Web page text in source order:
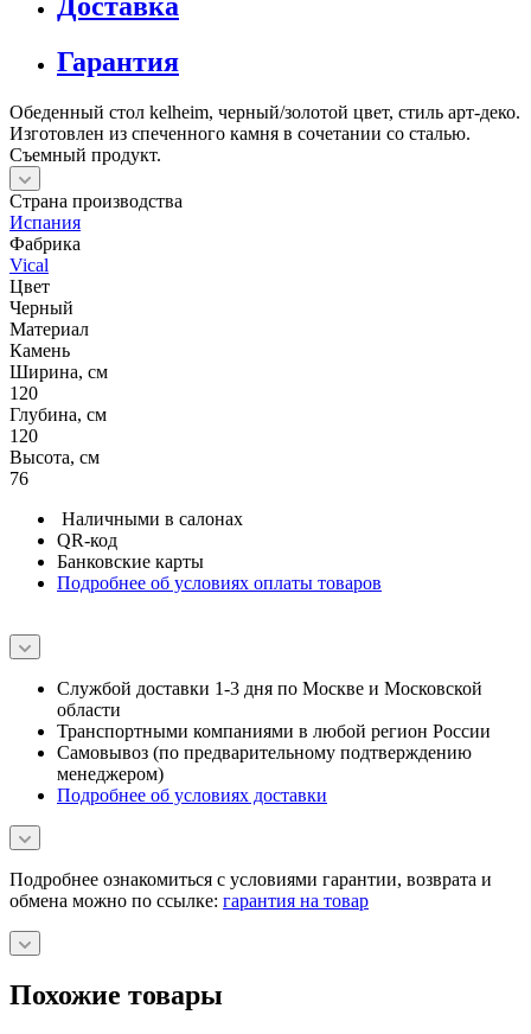
Доставка
Гарантия
Обеденный стол kelheim, черный/золотой цвет, стиль арт-деко.
Изготовлен из спеченного камня в сочетании со сталью.
Съемный продукт.
Страна производства
Испания
Фабрика
Vical
Цвет
Черный
Материал
Камень
Ширина, см
120
Глубина, см
120
Высота, см
76
Наличными в салонах
QR-код
Банковские карты
Подробнее об условиях оплаты товаров
Службой доставки 1-3 дня по Москве и Московской
области
Транспортными компаниями в любой регион России
Самовывоз (по предварительному подтверждению
менеджером)
Подробнее об условиях доставки
Подробнее ознакомиться с условиями гарантии, возврата и
обмена можно по ссылке: гарантия на товар
Похожие товары